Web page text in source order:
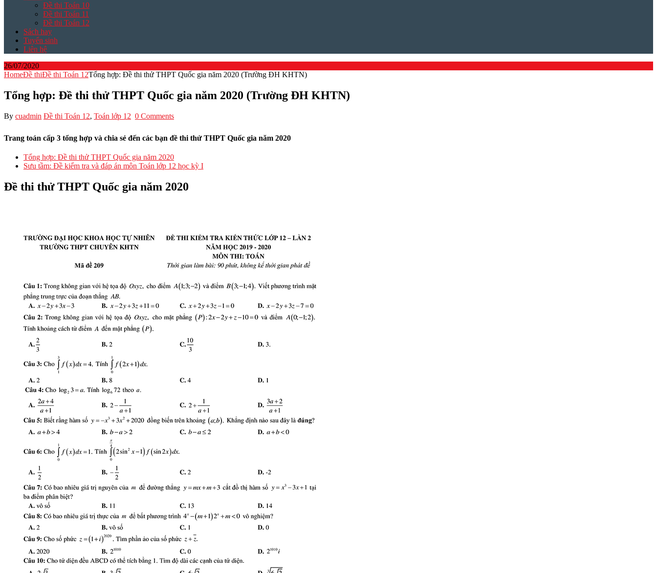
Đề thi Toán 10
Đề thi Toán 11
Đề thi Toán 12
Sách hay
Tuyển sinh
Liên hệ
26/07/2020
HomeĐề thiĐề thi Toán 12Tổng hợp: Đề thi thử THPT Quốc gia năm 2020 (Trường ĐH KHTN)
Tổng hợp: Đề thi thử THPT Quốc gia năm 2020 (Trường ĐH KHTN)
By cuadmin Đề thi Toán 12, Toán lớp 12 0 Comments
Trang toán cấp 3 tổng hợp và chia sẻ đến các bạn đề thi thử THPT Quốc gia năm 2020
Tổng hợp: Đề thi thử THPT Quốc gia năm 2020
Sưu tầm: Đề kiểm tra và đáp án môn Toán lớp 12 học kỳ I
Đề thi thử THPT Quốc gia năm 2020